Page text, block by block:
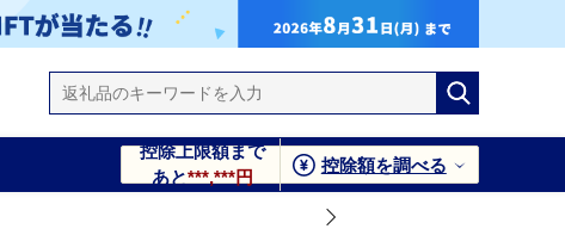
控除上限額まで
あと***,***円
控除額を調べる